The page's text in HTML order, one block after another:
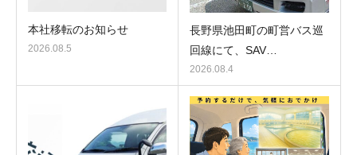
本社移転のお知らせ
2026.08.5
長野県池田町の町営バス巡
回線にて、SAV…
2026.08.4